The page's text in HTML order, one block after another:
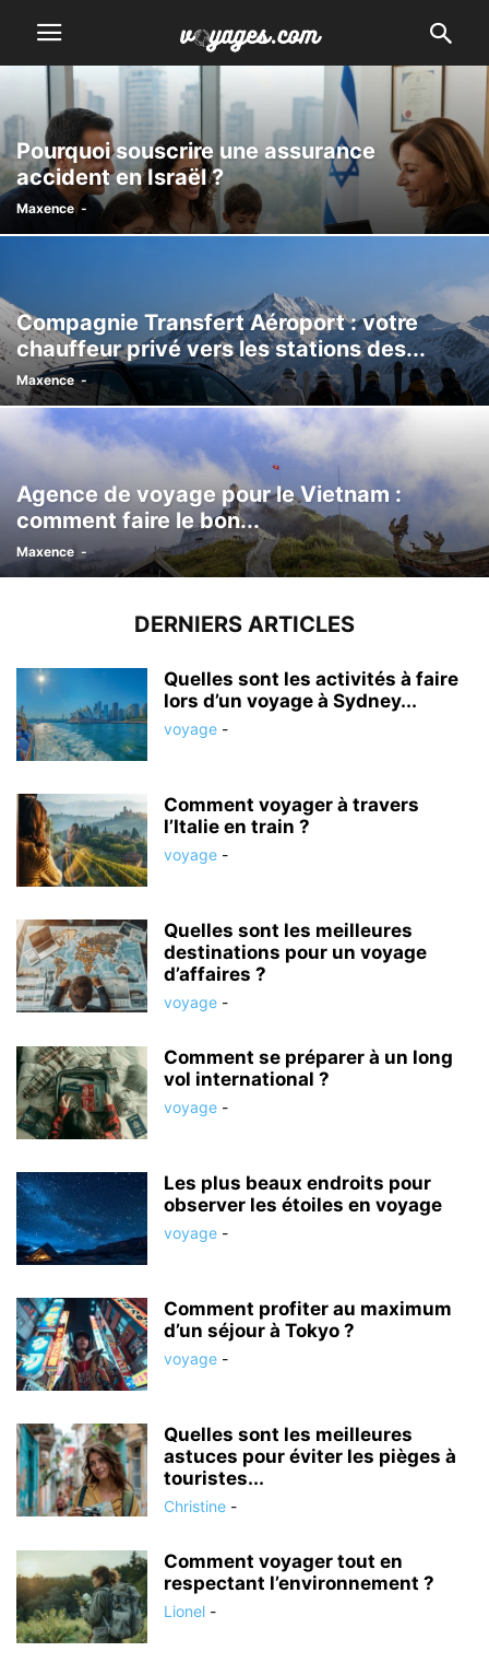
Pourquoi souscrire une assurance
accident en Israël ?
Maxence -
Compagnie Transfert Aéroport : votre
chauffeur privé vers les stations des...
Maxence -
Agence de voyage pour le Vietnam :
comment faire le bon...
Maxence -
DERNIERS ARTICLES
Quelles sont les activités à faire
lors d’un voyage à Sydney...
voyage -
Comment voyager à travers
l’Italie en train ?
voyage -
Quelles sont les meilleures
destinations pour un voyage
d’affaires ?
voyage -
Comment se préparer à un long
vol international ?
voyage -
Les plus beaux endroits pour
observer les étoiles en voyage
voyage -
Comment profiter au maximum
d’un séjour à Tokyo ?
voyage -
Quelles sont les meilleures
astuces pour éviter les pièges à
touristes...
Christine -
Comment voyager tout en
respectant l’environnement ?
Lionel -